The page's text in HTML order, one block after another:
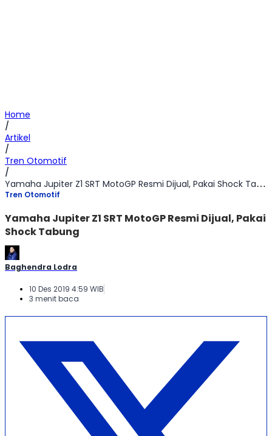
Home
/
Artikel
/
Tren Otomotif
/
Yamaha Jupiter Z1 SRT MotoGP Resmi Dijual, Pakai Shock Tabung
Tren Otomotif
Yamaha Jupiter Z1 SRT MotoGP Resmi Dijual, Pakai
Shock Tabung
Baghendra Lodra
10 Des 2019 4:59 WIB
3 menit baca